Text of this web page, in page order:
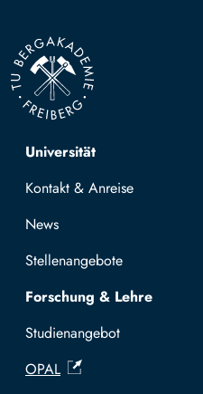
Top navigation
Universität
Kontakt & Anreise
News
Stellenangebote
Forschung & Lehre
Studienangebot
OPAL